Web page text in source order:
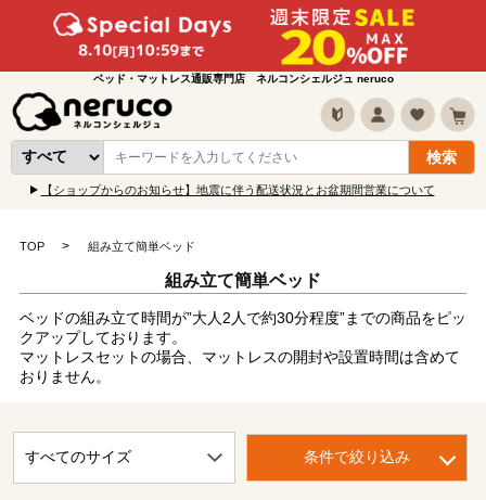
ベッド・マットレス通販専門店 ネルコンシェルジュ neruco
【ショップからのお知らせ】地震に伴う配送状況とお盆期間営業について
TOP 組み立て簡単ベッド
組み立て簡単ベッド
ベッドの組み立て時間が”大人2人で約30分程度”までの商品をピッ
クアップしております。
マットレスセットの場合、マットレスの開封や設置時間は含めて
おりません。
条件で絞り込み